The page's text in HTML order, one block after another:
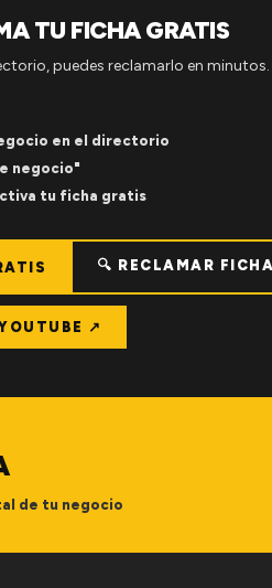
TU FICHA GRATIS
puedes reclamarlo en
en el directorio
negocio"
tu ficha gratis
🔍 RECLAMAR
↗
de tu negocio